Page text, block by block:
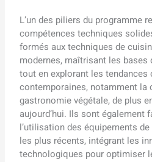
L’un des piliers du programme
compétences techniques
formés aux techniques de
modernes, maîtrisant les
tout en explorant les tendances
contemporaines, notamment la
gastronomie végétale, de plus
aujourd’hui. Ils sont également
l’utilisation des équipements
les plus récents, intégrant les
technologiques pour optimiser